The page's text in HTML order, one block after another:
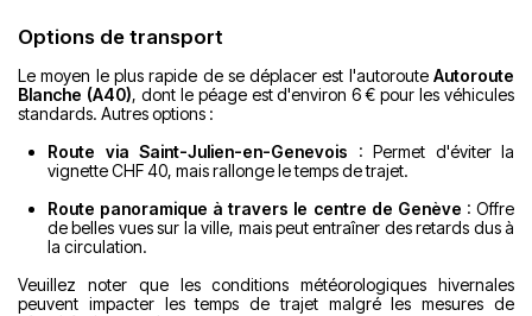
Options de transport
Le moyen le plus rapide de se déplacer est l'autoroute Autoroute
Blanche (A40), dont le péage est d'environ 6 € pour les véhicules
standards. Autres options :
Route via Saint-Julien-en-Genevois : Permet d'éviter la
vignette CHF 40, mais rallonge le temps de trajet.
Route panoramique à travers le centre de Genève : Offre
de belles vues sur la ville, mais peut entraîner des retards dus à
la circulation.
Veuillez noter que les conditions météorologiques hivernales
peuvent impacter les temps de trajet malgré les mesures de